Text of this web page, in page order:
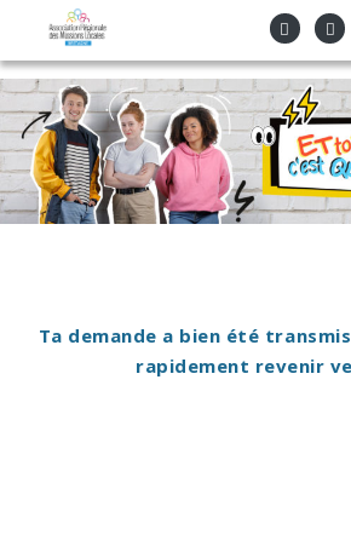
Ta demande a bien été
rapidement revenir
Cookies management panel